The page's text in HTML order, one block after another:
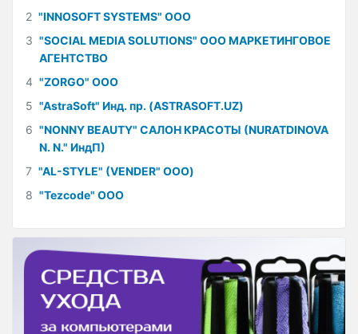
2 "INNOSOFT SYSTEMS" ООО
3 "SOCIAL MEDIA SOLUTIONS" ООО МАРКЕТИНГОВОЕ
АГЕНТСТВО
4 "ZORGO" ООО
5 "AstraSoft" Инд. пр. (ASTRASOFT.UZ)
6 "NONNY BEAUTY" САЛОН КРАСОТЫ (NURATDINOVA
N. N." ИндП)
7 "AL-STYLE" (VENDER" ООО)
8 "Tezcode" ООО